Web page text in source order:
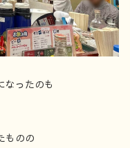
なったのも
ものの